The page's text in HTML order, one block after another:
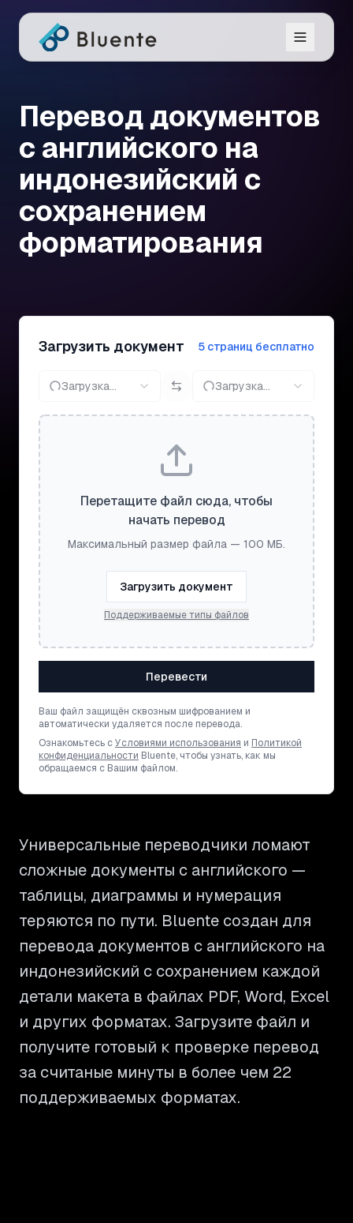
Перевод документов
с английского на
индонезийский с
сохранением
форматирования
Загрузить документ 5 страниц бесплатно
Загрузка... Загрузка...
Перетащите файл сюда, чтобы
начать перевод
Максимальный размер файла — 100 МБ.
Загрузить документ
Поддерживаемые типы файлов
Перевести
Ваш файл защищён сквозным шифрованием и
автоматически удаляется после перевода.
Ознакомьтесь сУсловиями использования и Политикой
конфиденциальности Bluente, чтобы узнать, как мы
обращаемся с Вашим файлом.
Универсальные переводчики ломают
сложные документы с английского —
таблицы, диаграммы и нумерация
теряются по пути. Bluente создан для
перевода документов с английского на
индонезийский с сохранением каждой
детали макета в файлах PDF, Word, Excel
и других форматах. Загрузите файл и
получите готовый к проверке перевод
за считаные минуты в более чем 22
поддерживаемых форматах.